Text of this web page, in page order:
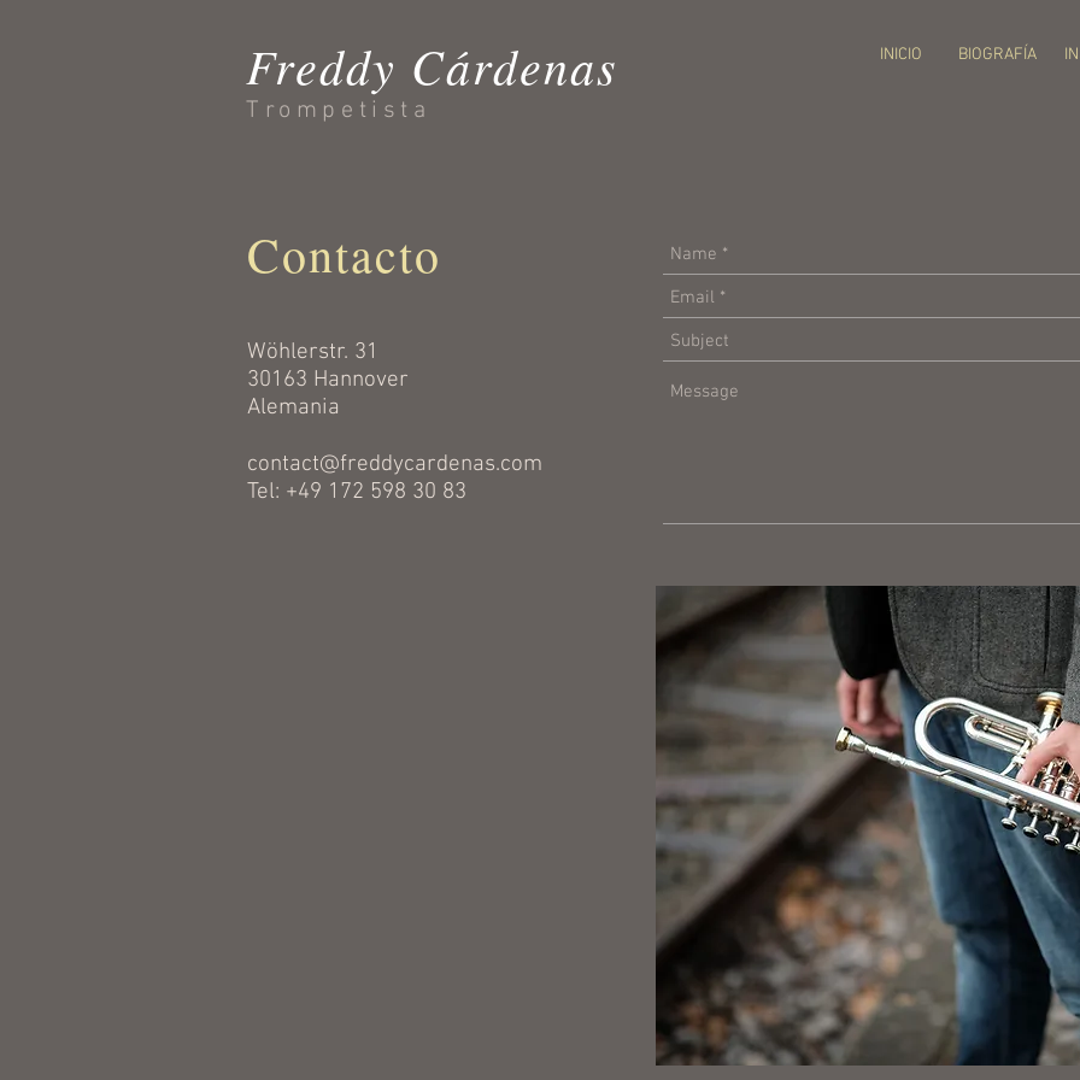
Freddy Cárdenas
Trompetista
Contacto
Wöhlerstr. 31
30163 Hannover
Alemania
contact@freddycardenas.com
Tel: +49 172 598 30 83
INICIO BIOGRAFÍA